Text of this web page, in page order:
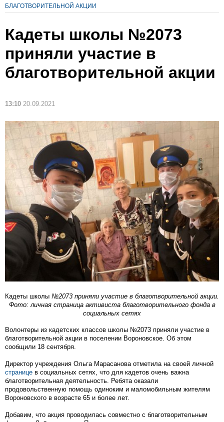
БЛАГОТВОРИТЕЛЬНОЙ АКЦИИ
Кадеты школы №2073
приняли участие в
благотворительной акции
13:10 20.09.2021
Кадеты школы №2073 приняли участие в благотворительной акции.
Фото: личная страница активиста благотворительного фонда в
социальных сетях
Волонтеры из кадетских классов школы №2073 приняли участие в
благотворительной акции в поселении Вороновское. Об этом
сообщили 18 сентября.
Директор учреждения Ольга Марасанова отметила на своей личной
странице в социальных сетях, что для кадетов очень важна
благотворительная деятельность. Ребята оказали
продовольственную помощь одиноким и маломобильным жителям
Вороновского в возрасте 65 и более лет.
Добавим, что акция проводилась совместно с благотворительным